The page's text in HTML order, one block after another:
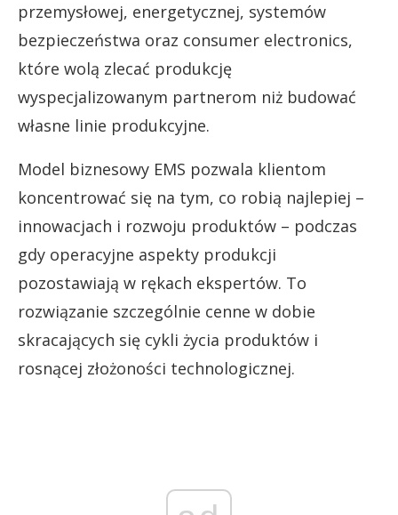
przemysłowej, energetycznej, systemów
bezpieczeństwa oraz consumer electronics,
które wolą zlecać produkcję
wyspecjalizowanym partnerom niż budować
własne linie produkcyjne.
Model biznesowy EMS pozwala klientom
koncentrować się na tym, co robią najlepiej –
innowacjach i rozwoju produktów – podczas
gdy operacyjne aspekty produkcji
pozostawiają w rękach ekspertów. To
rozwiązanie szczególnie cenne w dobie
skracających się cykli życia produktów i
rosnącej złożoności technologicznej.